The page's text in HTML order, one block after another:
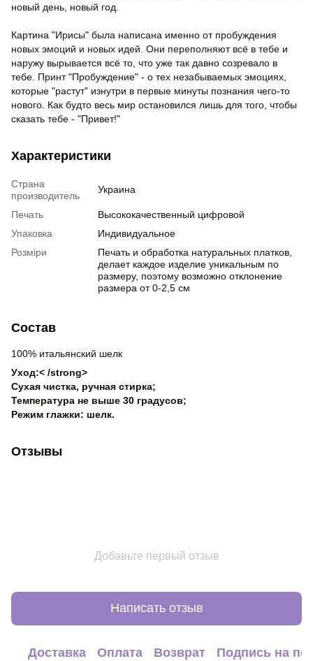
новый день, новый год.
Картина "Ирисы" была написана именно от пробуждения
новых эмоций и новых идей. Они переполняют всё в тебе и
наружу вырывается всё то, что уже так давно созревало в
тебе. Принт "Пробуждение" - о тех незабываемых эмоциях,
которые "растут" изнутри в первые минуты познания чего-то
нового. Как будто весь мир остановился лишь для того, чтобы
сказать тебе - "Привет!"
Характеристики
Страна
производитель
Украина
Печать
Высококачественный цифровой
Упаковка
Индивидуальное
Розміри
Печать и обработка натуральных платков,
делает каждое изделие уникальным по
размеру, поэтому возможно отклонение
размера от 0-2,5 см
Состав
100% итальянский шелк
Уход:< /strong>
Сухая чистка, ручная стирка;
Температура не выше 30 градусов;
Режим глажки: шелк.
Отзывы
Добавьте первый отзыв
Написать отзыв
Доставка Оплата Возврат Подпись на